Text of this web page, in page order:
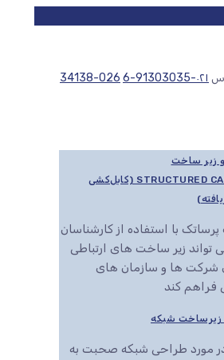
۰۲۱-91303035-6 026-34138
زیر ساخت
STRUCTURED CABLING (کابل‌کشی
با استفاده از کارشناسان
تواند زیر ساخت های ارتباطی
شرکت ها و سازمان های
فراهم کند
زیرساخت شبکه
مورد طراحی شبکه صحبت به